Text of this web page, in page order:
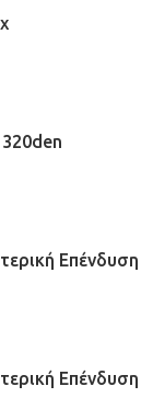
Επένδυση
Επένδυση